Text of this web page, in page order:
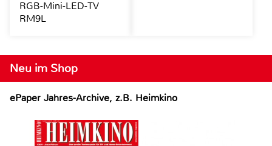
Neu im Shop
ePaper Jahres-Archive, z.B. Heimkino
RGB-Mini-LED-TV
RM9L